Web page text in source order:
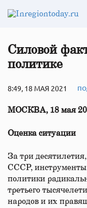
Силовой
политике
8:49, 18 МАЯ 2021
МОСКВА, 18 мая
Оценка ситуации
За три
СССР, инструменты
политики
третьего
народов и их